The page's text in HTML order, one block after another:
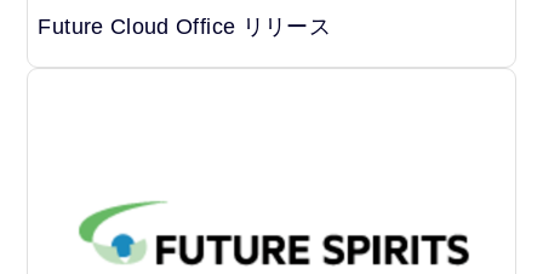
Future Cloud Office リリース